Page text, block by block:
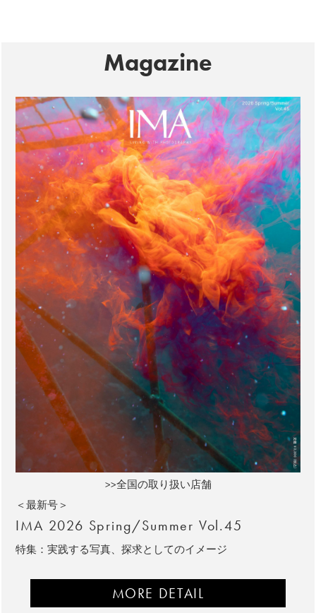
Magazine
>>全国の取り扱い店舗
＜最新号＞
IMA 2026 Spring/Summer Vol.45
特集：実践する写真、探求としてのイメージ
MORE DETAIL